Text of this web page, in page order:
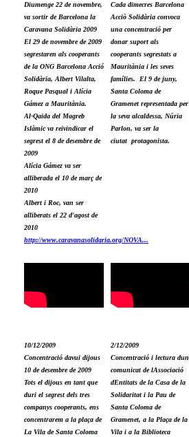
Diumenge 22 de novembre,
va sortir de Barcelona la
Caravana Solidària 2009
El 29 de novembre de 2009
segrestaren als cooperants
de la ONG Barcelona Acció
Solidària, Albert Vilalta,
Roque Pasqual i Alícia
Gámez a Mauritània.
Al-Qaida del Magreb
Islàmic va reivindicar el
segrest el 8 de desembre de
2009
Alícia Gámez va ser
alliberada el 10 de març de
2010
Albert i Roc, van ser
alliberats el 22 d'agost de
2010
http://www.caravanasolidaria.org/NOVA...
Cada dimecres Barcelona
Acciò Solidària convoca
una concentració per
donar suport als
cooperants segrestats a
Mauritània i les seves
famílies. El 9 de juny,
Santa Coloma de
Gramenet representada per
la seva alcaldessa, Núria
Parlon, va ser la
ciutat protagonista.
10/12/2009
Concentració davui dijous
10 de desembre de 2009
Tots el dijous en tant que
duri el segrest dels tres
companys cooperants, ens
concentrarem a la plaça de
La Vila de Santa Coloma
2/12/2009
Concentració i lectura dun
comunicat de lAssociació
dEntitats de la Casa de la
Solidaritat i la Pau de
Santa Coloma de
Gramenet, a la Plaça de la
Vila i a la Biblioteca